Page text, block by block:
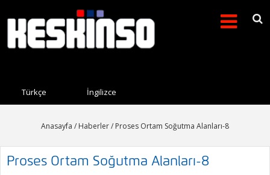
Arama formu
Türkçe İngilizce
Anasayfa / Haberler/ Proses Ortam Soğutma Alanları-8
Proses Ortam Soğutma Alanları-8